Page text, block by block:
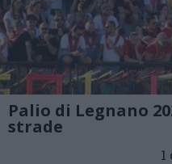
Palio di Legnano
strade
1